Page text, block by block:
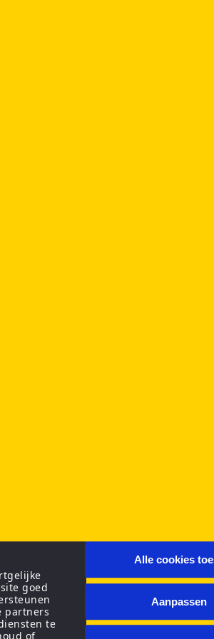
goed
partners
te
of
Alle cookies
Aanpassen